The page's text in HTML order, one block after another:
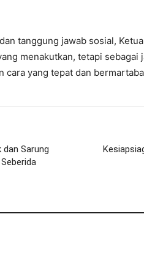
tanggung jawab sosial,
menakutkan, tetapi sebagai
cara yang tepat dan
Sarung